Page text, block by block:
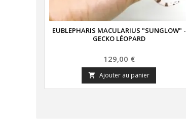
EUBLEPHARIS MACULARIUS "SUNGLOW" -
GECKO LÉOPARD
Prix
129,00 €
 Ajouter au panier